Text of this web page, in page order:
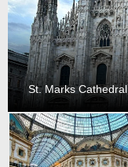
St. Marks Cathedral